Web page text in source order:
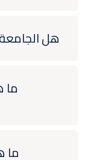
هل
ما
ما